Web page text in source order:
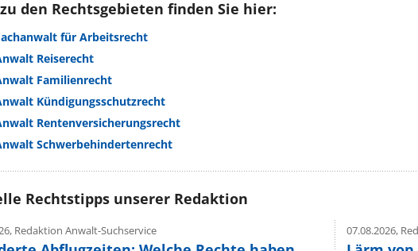
den Rechtsgebieten finden Sie hier:
für Arbeitsrecht
Reiserecht
Familienrecht
Kündigungsschutzrecht
Rentenversicherungsrecht
Schwerbehindertenrecht
Rechtstipps unserer Redaktion
Redaktion Anwalt-Suchservice 07.08.2026,